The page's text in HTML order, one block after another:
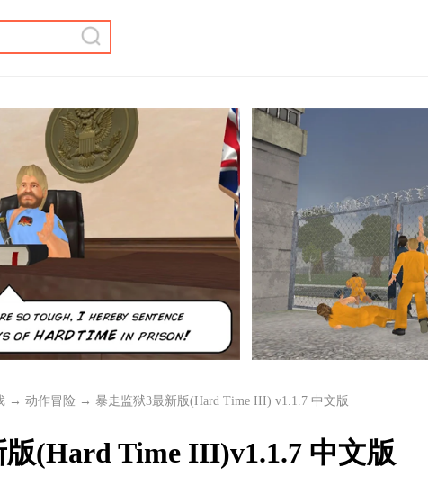
→ 动作冒险 → 暴走监狱3最新版(Hard Time III) v1.1.7 中文版
(Hard Time III)v1.1.7 中文版